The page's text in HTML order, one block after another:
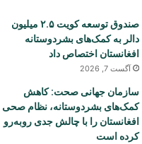
صندوق توسعه کویت ۲.۵ میلیون
دالر به کمک‌های بشردوستانه
افغانستان اختصاص داد
آگست 7, 2026
سازمان جهانی صحت: کاهش
کمک‌های بشردوستانه، نظام صحی
افغانستان را با چالش جدی روبه‌رو
کرده است